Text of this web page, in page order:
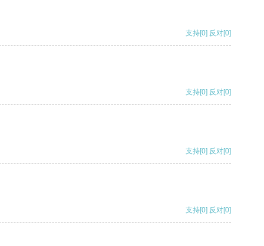
支持[0] 反对[0]
支持[0] 反对[0]
支持[0] 反对[0]
支持[0] 反对[0]